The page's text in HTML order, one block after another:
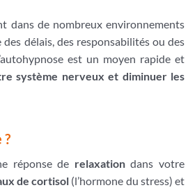
dans de nombreux environnements
délais, des responsabilités ou des
est un moyen rapide et
système nerveux et diminuer les
?
réponse de relaxationdans votre
de cortisol (l’hormone du stress) et